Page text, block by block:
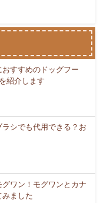
すすめのドッグフー
紹介します
シでも代用できる？お
ワン！モグワンとカナ
みました